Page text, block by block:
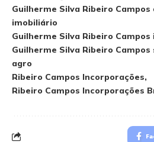
Guilherme Silva Ribeiro
imobiliário
Guilherme Silva Ribeiro
Guilherme Silva Ribeiro
agro
Ribeiro Campos Incorporações
Ribeiro Campos Incorporações